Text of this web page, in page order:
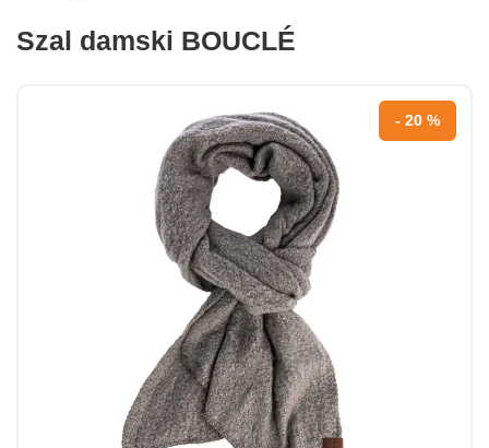
Szal damski BOUCLÉ
- 20 %